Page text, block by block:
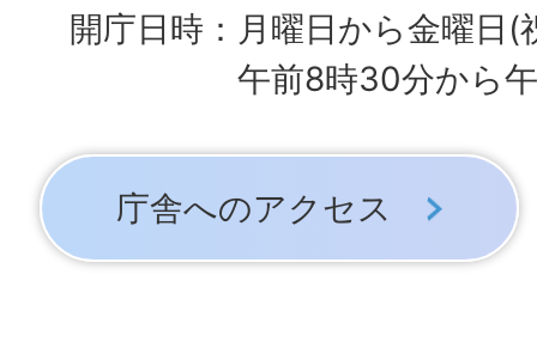
開庁日時：月曜日から金曜日(
午前8時30分から
庁舎へのアクセス